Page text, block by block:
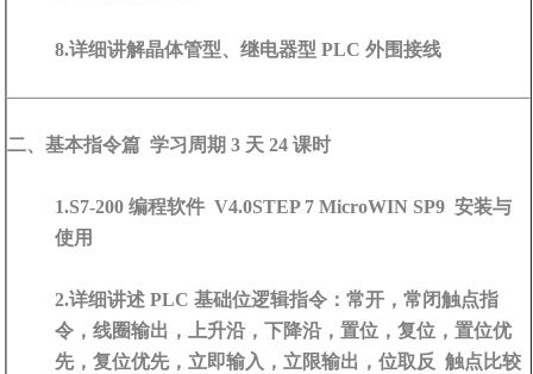
8.详细讲解晶体管型、继电器型 PLC 外围接线
二、基本指令篇 学习周期 3 天 24 课时
1.S7-200 编程软件 V4.0STEP 7 MicroWIN SP9 安装与
使用
2.详细讲述 PLC 基础位逻辑指令：常开，常闭触点指
令，线圈输出，上升沿，下降沿，置位，复位，置位优
先，复位优先，立即输入，立限输出，位取反 触点比较